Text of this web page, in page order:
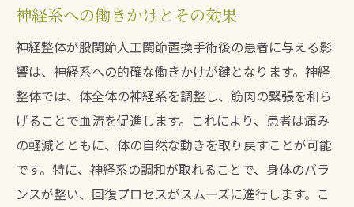
神経系への働きかけとその効果
神経整体が股関節人工関節置換手術後の患者に与える影
響は、神経系への的確な働きかけが鍵となります。神経
整体では、体全体の神経系を調整し、筋肉の緊張を和ら
げることで血流を促進します。これにより、患者は痛み
の軽減とともに、体の自然な動きを取り戻すことが可能
です。特に、神経系の調和が取れることで、身体のバラ
ンスが整い、回復プロセスがスムーズに進行します。こ